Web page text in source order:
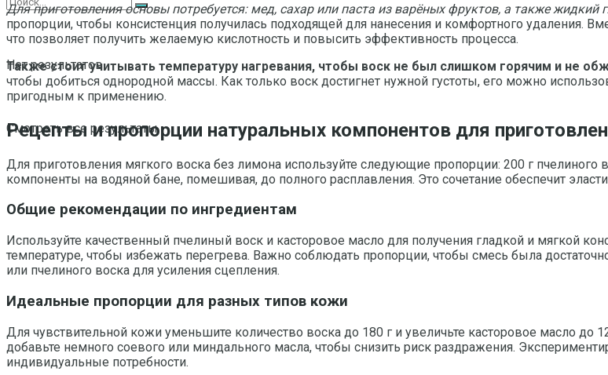
Нет результатов
Смотреть все результаты
Для приготовления основы потребуется: мед, сахар или паста из варёных фруктов, а также жидкий
пропорции, чтобы консистенция получилась подходящей для нанесения и комфортного удаления.
что позволяет получить желаемую кислотность и повысить эффективность процесса.
Также стоит учитывать температуру нагревания, чтобы воск не был слишком горячим и не
чтобы добиться однородной массы. Как только воск достигнет нужной густоты, его можно
пригодным к применению.
Рецепты и пропорции натуральных компонентов для
Для приготовления мягкого воска без лимона используйте следующие пропорции: 200 г пчелиного
компоненты на водяной бане, помешивая, до полного расплавления. Это сочетание обеспечит
Общие рекомендации по ингредиентам
Используйте качественный пчелиный воск и касторовое масло для получения гладкой и мягкой
температуре, чтобы избежать перегрева. Важно соблюдать пропорции, чтобы смесь была
или пчелиного воска для усиления сцепления.
Идеальные пропорции для разных типов кожи
Для чувствительной кожи уменьшите количество воска до 180 г и увеличьте касторовое масло
добавьте немного соевого или миндального масла, чтобы снизить риск раздражения.
индивидуальные потребности.